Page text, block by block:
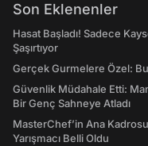
Son Eklenenler
Hasat Başladı! Sadece
Şaşırtıyor
Gerçek Gurmelere Özel:
Güvenlik Müdahale Etti:
Bir Genç Sahneye Atladı
MasterChef’in Ana
Yarışmacı Belli Oldu